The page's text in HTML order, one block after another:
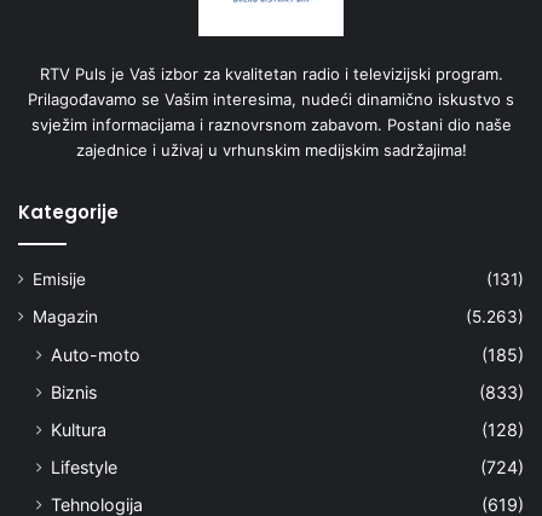
RTV Puls je Vaš izbor za kvalitetan radio i televizijski program.
Prilagođavamo se Vašim interesima, nudeći dinamično iskustvo s
svježim informacijama i raznovrsnom zabavom. Postani dio naše
zajednice i uživaj u vrhunskim medijskim sadržajima!
Kategorije
Emisije
(131)
Magazin
(5.263)
Auto-moto
(185)
Biznis
(833)
Kultura
(128)
Lifestyle
(724)
Tehnologija
(619)